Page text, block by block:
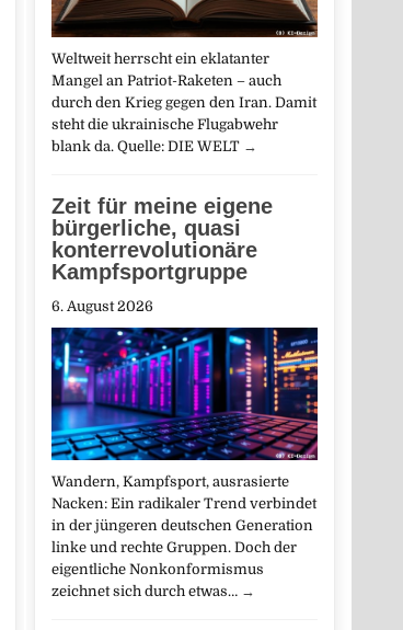
Weltweit herrscht ein eklatanter
Mangel an Patriot-Raketen – auch
durch den Krieg gegen den Iran. Damit
steht die ukrainische Flugabwehr
blank da. Quelle: DIE WELT →
Zeit für meine eigene
bürgerliche, quasi
konterrevolutionäre
Kampfsportgruppe
6. August 2026
Wandern, Kampfsport, ausrasierte
Nacken: Ein radikaler Trend verbindet
in der jüngeren deutschen Generation
linke und rechte Gruppen. Doch der
eigentliche Nonkonformismus
zeichnet sich durch etwas… →